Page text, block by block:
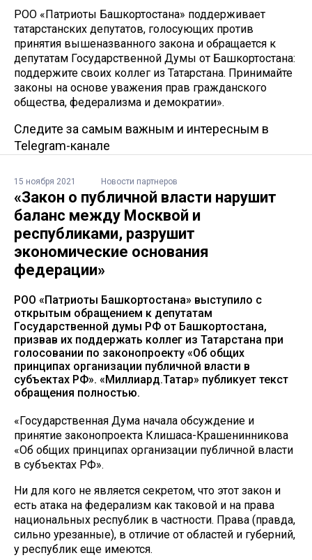
РОО «Патриоты Башкортостана» поддерживает
татарстанских депутатов, голосующих против
принятия вышеназванного закона и обращается к
депутатам Государственной Думы от Башкортостана:
поддержите своих коллег из Татарстана. Принимайте
законы на основе уважения прав гражданского
общества, федерализма и демократии».
Следите за самым важным и интересным в
Telegram-канале
15 ноября 2021 Новости партнеров
«Закон о публичной власти нарушит
баланс между Москвой и
республиками, разрушит
экономические основания
федерации»
РОО «Патриоты Башкортостана» выступило с
открытым обращением к депутатам
Государственной думы РФ от Башкортостана,
призвав их поддержать коллег из Татарстана при
голосовании по законопроекту «Об общих
принципах организации публичной власти в
субъектах РФ». «Миллиард.Татар» публикует текст
обращения полностью.
«Государственная Дума начала обсуждение и
принятие законопроекта Клишаса-Крашенинникова
«Об общих принципах организации публичной власти
в субъектах РФ».
Ни для кого не является секретом, что этот закон и
есть атака на федерализм как таковой и на права
национальных республик в частности. Права (правда,
сильно урезанные), в отличие от областей и губерний,
у республик еще имеются.